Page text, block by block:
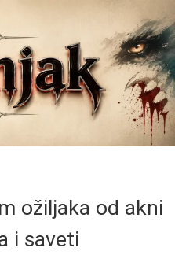
ožiljaka od akni
i saveti